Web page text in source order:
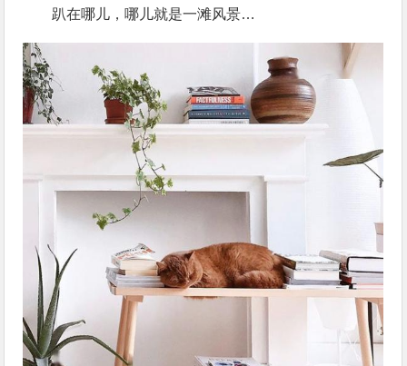
趴在哪儿，哪儿就是一滩风景…